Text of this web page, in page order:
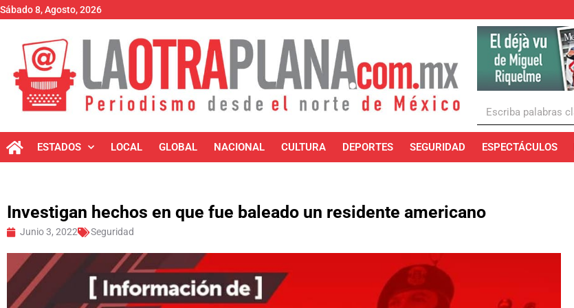
Sábado 8, Agosto, 2026
ESTADOS LOCAL GLOBAL NACIONAL CULTURA DEPORTES SEGURIDAD ESPECTÁCULOS
Investigan hechos en que fue baleado un residente americano
Junio 3, 2022 Seguridad